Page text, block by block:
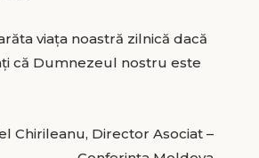
viața noastră zilnică dacă
că Dumnezeul nostru este
Chirileanu, Director Asociat –